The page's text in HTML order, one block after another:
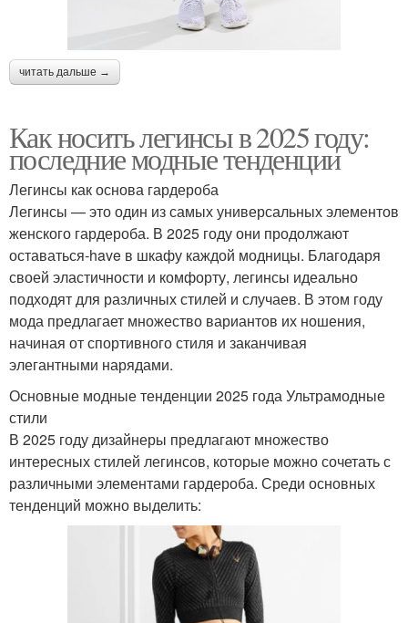
читать дальше →
Как носить легинсы в 2025 году:
последние модные тенденции
Легинсы как основа гардероба
Легинсы — это один из самых универсальных элементов
женского гардероба. В 2025 году они продолжают
оставаться-have в шкафу каждой модницы. Благодаря
своей эластичности и комфорту, легинсы идеально
подходят для различных стилей и случаев. В этом году
мода предлагает множество вариантов их ношения,
начиная от спортивного стиля и заканчивая
элегантными нарядами.
Основные модные тенденции 2025 года Ультрамодные
стили
В 2025 году дизайнеры предлагают множество
интересных стилей легинсов, которые можно сочетать с
различными элементами гардероба. Среди основных
тенденций можно выделить: